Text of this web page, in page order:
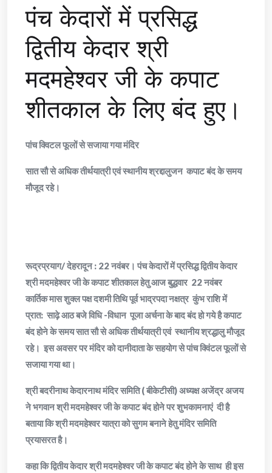
पंच केदारों में प्रसिद्ध
द्वितीय केदार श्री
मदमहेश्वर जी के कपाट
शीतकाल के लिए बंद हुए।
पांच क्विटल फूलों से सजाया गया मंदिर
सात सौ से अधिक तीर्थयात्री एवं स्थानीय श्रद्दालुजन कपाट बंद के समय
मौजूद रहे।
रूद्रप्रयाग/ देहरादून : 22 नवंबर। पंच केदारों में प्रसिद्ध द्वितीय केदार
श्री मदमहेश्वर जी के कपाट शीतकाल हेतु आज बुद्धवार 22 नवंबर
कार्तिक मास शुक्ल पक्ष दशमी तिथि पूर्व भाद्रपदा नक्षत्र कुंभ राशि में
प्रात: साढ़े आठ बजे विधि -विधान पूजा अर्चना के बाद बंद हो गये है कपाट
बंद होने के समय सात सौ से अधिक तीर्थयात्री एवं स्थानीय श्रद्धालु मौजूद
रहे। इस अवसर पर मंदिर को दानीदाता के सहयोग से पांच क्विंटल फूलों से
सजाया गया था।
श्री बदरीनाथ केदारनाथ मंदिर समिति ( बीकेटीसी) अध्यक्ष अजेंद्र अजय
ने भगवान श्री मदमहेश्वर जी के कपाट बंद होने पर शुभकामनाएं दी है
बताया कि श्री मदमहेश्वर यात्रा को सुगम बनाने हेतु मंदिर समिति
प्रयासरत है।
कहा कि द्वितीय केदार श्री मदमहेश्वर जी के कपाट बंद होने के साथ ही इस